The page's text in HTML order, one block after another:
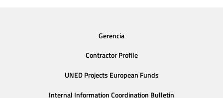
Gerencia
Contractor Profile
UNED Projects European Funds
Internal Information Coordination Bulletin